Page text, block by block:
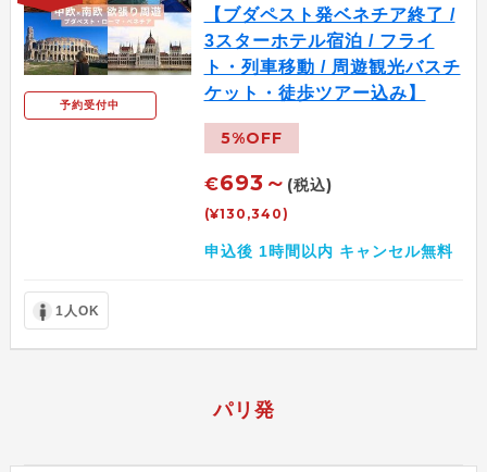
予約受付中
【ブダペスト発ベネチア終了 /
3スターホテル宿泊 / フライ
ト・列車移動 / 周遊観光バスチ
ケット・徒歩ツアー込み】
5%OFF
€693～ (税込)
(¥130,340)
申込後 1時間以内 キャンセル無料
1人OK
パリ発